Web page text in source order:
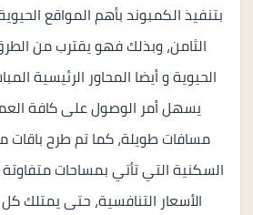
بتنفيذ الكمبوند بأهم المواقع
الثامن، وبذلك فهو يقترب من
الحيوية و أيضا المحاور الرئيسية
يسهل أمر الوصول على كافة
مسافات طويلة، كما تم طرح باقات
السكنية التي تأتي بمساحات
الأسعار التنافسية، حتى يمتلك